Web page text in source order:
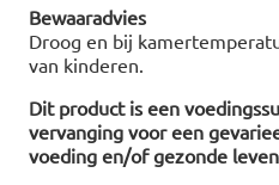
Bewaaradvies
Droog en bij
van kinderen.
Dit product is een
vervanging voor een
voeding en/of gezonde